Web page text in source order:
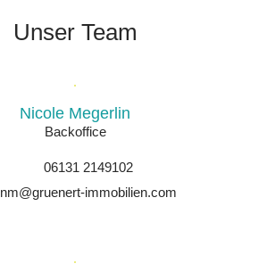
Unser Team
Nicole Megerlin
Backoffice
06131 2149102
nm@gruenert-immobilien.com